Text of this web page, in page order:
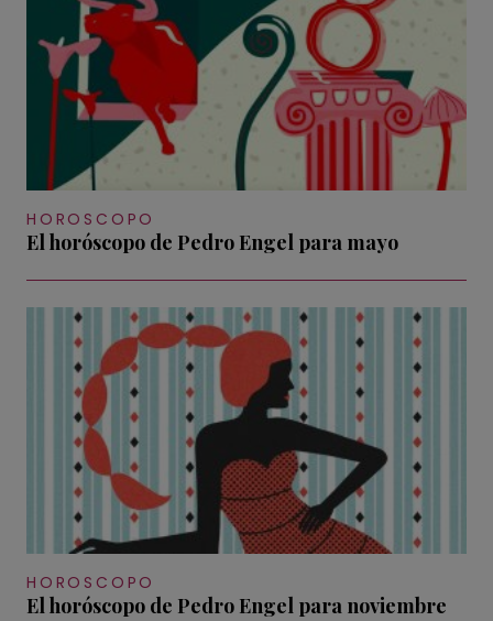
HOROSCOPO
El horóscopo de Pedro Engel para mayo
HOROSCOPO
El horóscopo de Pedro Engel para noviembre